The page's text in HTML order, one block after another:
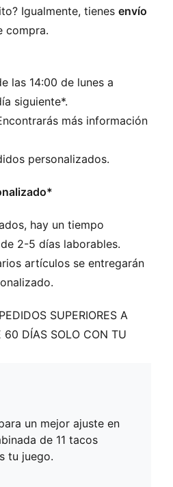
tacos metálicos y de
talón para un ajuste
del tobillo
y el medial y el talón
Igualmente, tienesenvío
compra.
las 14:00 de lunes a
siguiente*.
más información
personalizados.
hay un tiempo
2-5 días laborables.
artículos se entregarán
SUPERIORES A
DÍAS SOLO CON TU
un mejor ajuste en
de 11 tacos
tu juego.